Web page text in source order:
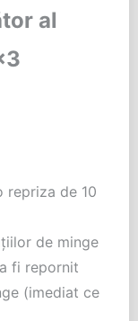
al
repriza de 10
de minge
fi repornit
(imediat ce